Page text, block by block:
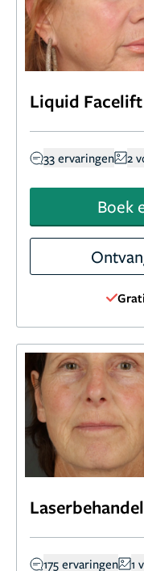
Liquid Facelift
33 ervaringen 2
Boek
175 ervaringen 1